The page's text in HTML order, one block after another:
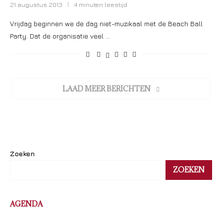
21 augustus 2013 4 minuten leestijd
Vrijdag beginnen we de dag niet-muzikaal met de Beach Ball
Party. Dat de organisatie veel …
LAAD MEER BERICHTEN
Zoeken
ZOEKEN
AGENDA